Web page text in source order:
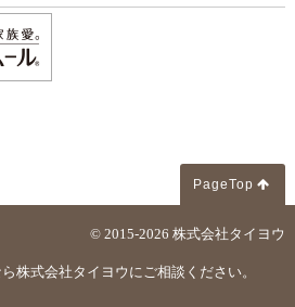
PageTop
© 2015-2026株式会社タイヨウ
株式会社タイヨウにご相談ください。